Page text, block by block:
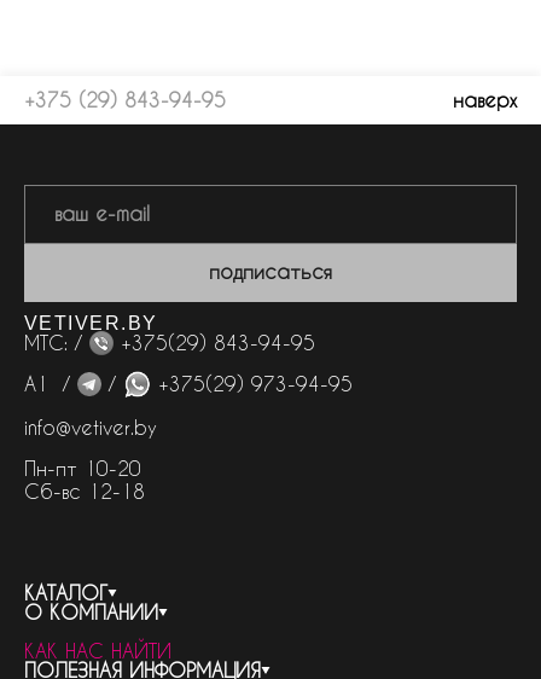
+375 (29) 843-94-95 наверх
подписаться
VETIVER.BY
МТС: /
+375(29) 843-94-95
А1 /
/
+375(29) 973-94-95
info@vetiver.by
Пн-пт 10-20
Сб-вс 12-18
КАТАЛОГ
весь каталог
бренды
О КОМПАНИИ
контакты
КАК НАС НАЙТИ
ПОЛЕЗНАЯ ИНФОРМАЦИЯ